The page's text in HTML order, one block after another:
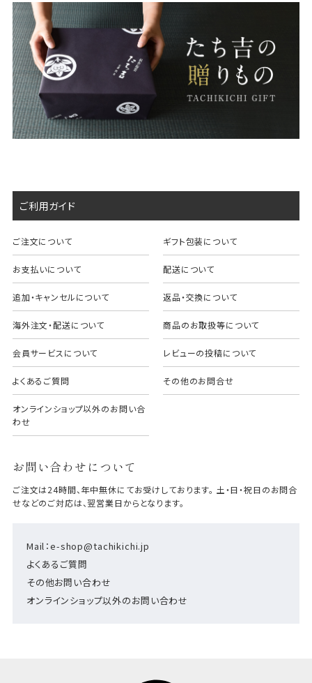
ご利用ガイド
ご注文について ギフト包装について
お支払いについて 配送について
追加・キャンセルについて 返品・交換について
海外注文・配送について 商品のお取扱等について
会員サービスについて レビューの投稿について
よくあるご質問 その他のお問合せ
オンラインショップ以外のお問い合
わせ
お問い合わせについて
Mail：e-shop@tachikichi.jp
よくあるご質問
その他お問い合わせ
オンラインショップ以外のお問い合わせ
ご注文は24時間、年中無休にてお受けしております。 土・日・祝日のお問合
せなどのご対応は、翌営業日からとなります。